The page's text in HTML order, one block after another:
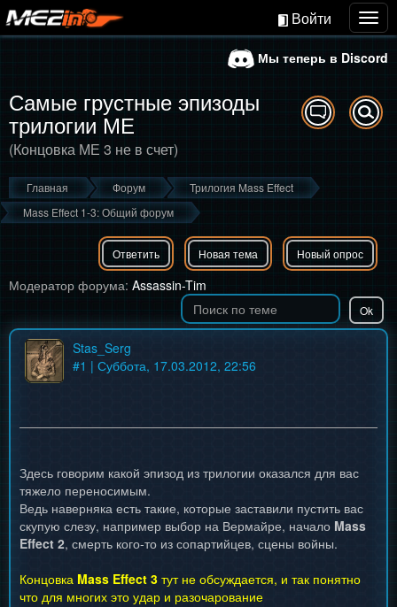
Войти
Мы теперь в Discord
Самые грустные эпизоды
трилогии МЕ
(Концовка МЕ 3 не в счет)
Главная Форум
Трилогия Mass Effect
Mass Effect 1-3: Общий форум
Ответить Новая тема Новый опрос
Модератор форума: Assassin-Tim
Stas_Serg
#1 | Суббота, 17.03.2012, 22:56
Здесь говорим какой эпизод из трилогии оказался для вас
тяжело переносимым.
Ведь наверняка есть такие, которые заставили пустить вас
скупую слезу, например выбор на Вермайре, начало Mass
Effect 2, смерть кого-то из сопартийцев, сцены войны.
Концовка Mass Effect 3 тут не обсуждается, и так понятно
что для многих это удар и разочарование